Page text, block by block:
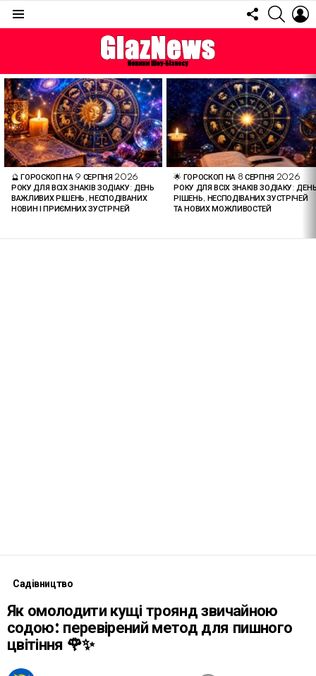
FOLLOW
US
ОСТАННІ
СТАТТІ
🔮 ГОРОСКОП НА 9 СЕРПНЯ 2026
РОКУ ДЛЯ ВСІХ ЗНАКІВ ЗОДІАКУ: ДЕНЬ
ВАЖЛИВИХ РІШЕНЬ, НЕСПОДІВАНИХ
НОВИН І ПРИЄМНИХ ЗУСТРІЧЕЙ
🌟 ГОРОСКОП НА 8 СЕРПНЯ 2026
РОКУ ДЛЯ ВСІХ ЗНАКІВ ЗОДІАКУ:
РІШЕНЬ, НЕСПОДІВАНИХ ЗУСТРІЧЕЙ
ТА НОВИХ МОЖЛИВОСТЕЙ
Садівництво
Як омолодити кущі троянд звичайною
содою: перевірений метод для пишного
цвітіння 🌹✨